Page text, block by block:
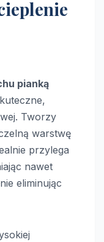
pianką
Tworzy
warstwę
przylega
nawet
eliminując